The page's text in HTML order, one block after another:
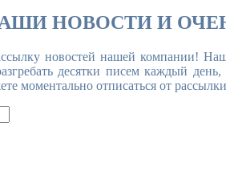
НОВОСТИ И
новостей нашей компании!
десятки писем каждый день,
моментально отписаться от